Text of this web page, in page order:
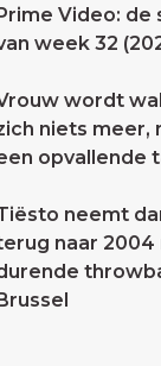
Prime Video:
week 32
wordt
niets meer,
opvallende
neemt
naar 2004
Brussel